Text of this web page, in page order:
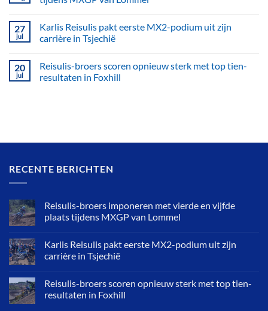
27
jul
Karlis Reisulis pakt eerste MX2-podium uit zijn
carrière in Tsjechië
20
jul
Reisulis-broers scoren opnieuw sterk met top tien-
resultaten in Foxhill
RECENTE BERICHTEN
Reisulis-broers imponeren met vierde en vijfde
plaats tijdens MXGP van Lommel
Karlis Reisulis pakt eerste MX2-podium uit zijn
carrière in Tsjechië
Reisulis-broers scoren opnieuw sterk met top tien-
resultaten in Foxhill